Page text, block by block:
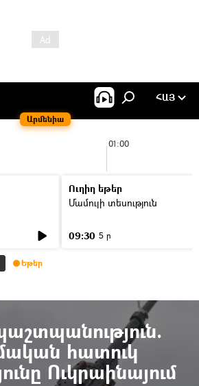
Արմենիա
ՀԱՅ
01:00
Ուղիղ եթեր
Մամուլի տեսություն
09:30 5 ր
Եթեր
հատուկ
Ուկրաինայում